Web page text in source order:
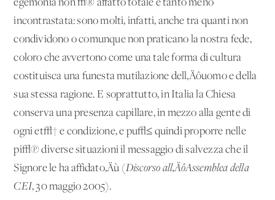
egemonia non √® affatto totale e tanto meno
incontrastata: sono molti, infatti, anche tra quanti non
condividono o comunque non praticano la nostra fede,
coloro che avvertono come una tale forma di cultura
costituisca una funesta mutilazione dell‚Äôuomo e della
sua stessa ragione. E soprattutto, in Italia la Chiesa
conserva una presenza capillare, in mezzo alla gente di
ogni et√† e condizione, e pu√≤ quindi proporre nelle
pi√π diverse situazioni il messaggio di salvezza che il
Signore le ha affidato‚Äù (Discorso all‚ÄôAssemblea della
CEI, 30 maggio 2005).